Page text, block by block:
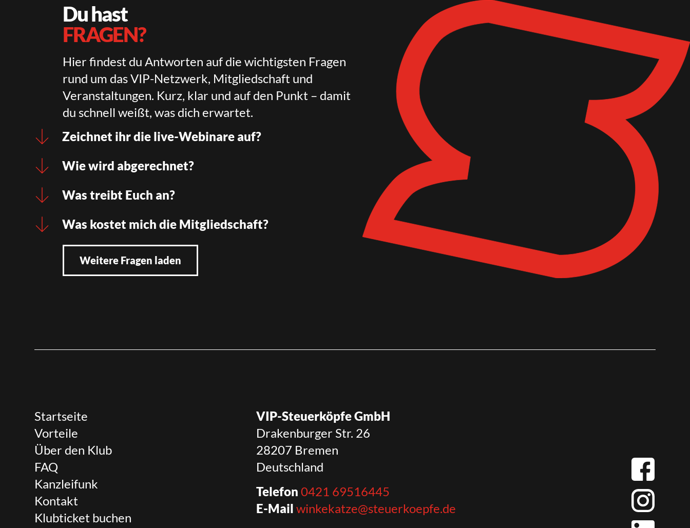
Du hast
FRAGEN?
Hier findest du Antworten auf die wichtigsten Fragen
rund um das VIP-Netzwerk, Mitgliedschaft und
Veranstaltungen. Kurz, klar und auf den Punkt – damit
du schnell weißt, was dich erwartet.
Zeichnet ihr die live-Webinare auf?
Wie wird abgerechnet?
Was treibt Euch an?
Was kostet mich die Mitgliedschaft?
Weitere Fragen laden
Startseite
Vorteile
Über den Klub
FAQ
Kanzleifunk
Kontakt
Klubticket buchen
VIP-Steuerköpfe GmbH
Drakenburger Str. 26
28207 Bremen
Deutschland
Telefon 0421 69516445
E-Mail winkekatze@steuerkoepfe.de